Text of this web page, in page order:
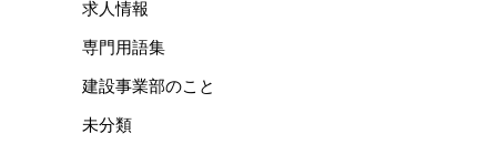
求人情報
専門用語集
建設事業部のこと
未分類